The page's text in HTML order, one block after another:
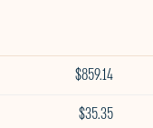
$859.14
$35.35